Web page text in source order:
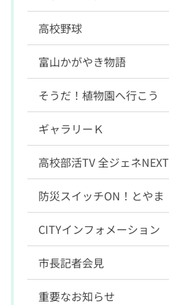
高校野球
富山かがやき物語
そうだ！植物園へ行こう
ギャラリーＫ
高校部活TV 全ジェネNEXT
防災スイッチON！とやま
CITYインフォメーション
市長記者会見
重要なお知らせ